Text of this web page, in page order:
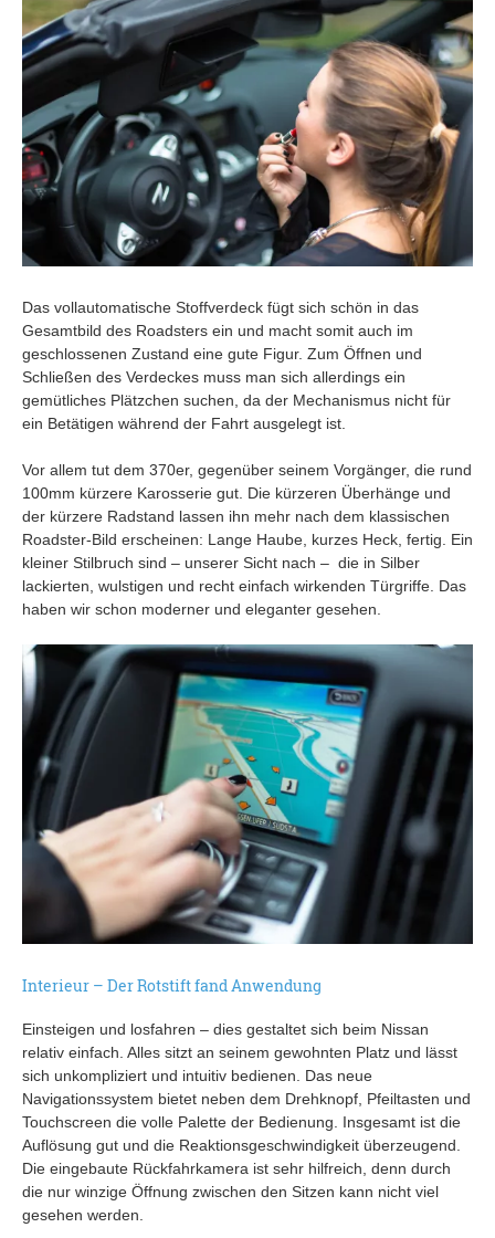
Das vollautomatische Stoffverdeck fügt sich schön in das
Gesamtbild des Roadsters ein und macht somit auch im
geschlossenen Zustand eine gute Figur. Zum Öffnen und
Schließen des Verdeckes muss man sich allerdings ein
gemütliches Plätzchen suchen, da der Mechanismus nicht für
ein Betätigen während der Fahrt ausgelegt ist.
Vor allem tut dem 370er, gegenüber seinem Vorgänger, die rund
100mm kürzere Karosserie gut. Die kürzeren Überhänge und
der kürzere Radstand lassen ihn mehr nach dem klassischen
Roadster-Bild erscheinen: Lange Haube, kurzes Heck, fertig. Ein
kleiner Stilbruch sind – unserer Sicht nach – die in Silber
lackierten, wulstigen und recht einfach wirkenden Türgriffe. Das
haben wir schon moderner und eleganter gesehen.
Interieur – Der Rotstift fand Anwendung
Einsteigen und losfahren – dies gestaltet sich beim Nissan
relativ einfach. Alles sitzt an seinem gewohnten Platz und lässt
sich unkompliziert und intuitiv bedienen. Das neue
Navigationssystem bietet neben dem Drehknopf, Pfeiltasten und
Touchscreen die volle Palette der Bedienung. Insgesamt ist die
Auflösung gut und die Reaktionsgeschwindigkeit überzeugend.
Die eingebaute Rückfahrkamera ist sehr hilfreich, denn durch
die nur winzige Öffnung zwischen den Sitzen kann nicht viel
gesehen werden.